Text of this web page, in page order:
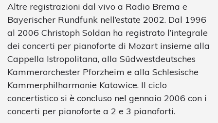
Altre registrazioni dal vivo a Radio Brema e
Bayerischer Rundfunk nell’estate 2002. Dal 1996
al 2006 Christoph Soldan ha registrato l’integrale
dei concerti per pianoforte di Mozart insieme alla
Cappella Istropolitana, alla Südwestdeutsches
Kammerorchester Pforzheim e alla Schlesische
Kammerphilharmonie Katowice. Il ciclo
concertistico si è concluso nel gennaio 2006 con i
concerti per pianoforte a 2 e 3 pianoforti.